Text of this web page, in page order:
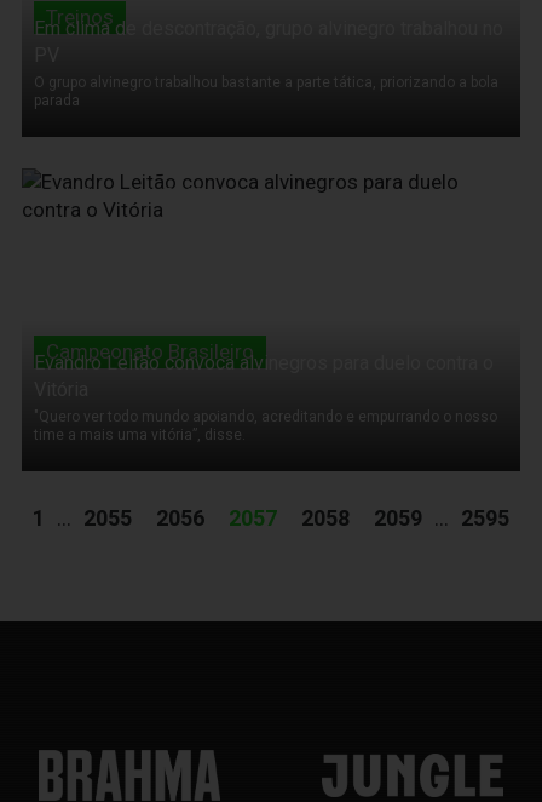
Treinos
Em clima de descontração, grupo alvinegro trabalhou no
O grupo alvinegro trabalhou bastante a parte tática, priorizando a bola
parada
21 de Agosto de 2012
Campeonato Brasileiro
Evandro Leitão convoca alvinegros para duelo contra o
"Quero ver todo mundo apoiando, acreditando e empurrando o nosso
time a mais uma vitória”, disse.
1 ... 2055 2056 2057 2058 2059 ... 2595